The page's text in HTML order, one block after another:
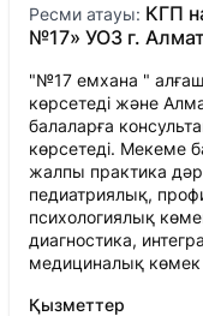
Ресми атауы: КГП
№17» УОЗ г.
"№17 емхана "
көрсетеді және
балаларға
көрсетеді. Мекеме
жалпы практика
педиатриялық,
психологиялық
диагностика,
медициналық көмек
Қызметтер